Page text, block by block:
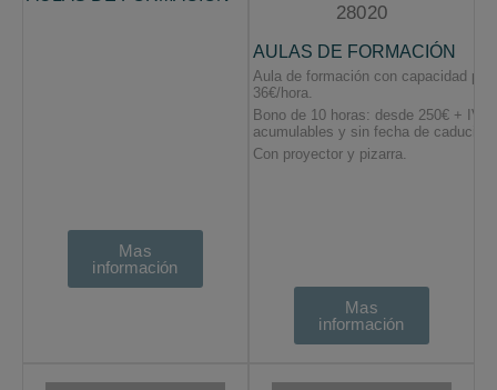
Mas
información
28020
Mas
información